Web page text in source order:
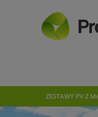
ZESTAWY PV Z